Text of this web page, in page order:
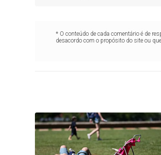
* O conteúdo de cada comentário é de
desacordo com o propósito do site ou